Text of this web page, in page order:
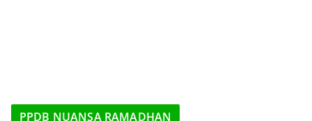
PPDB NUANSA RAMADHAN